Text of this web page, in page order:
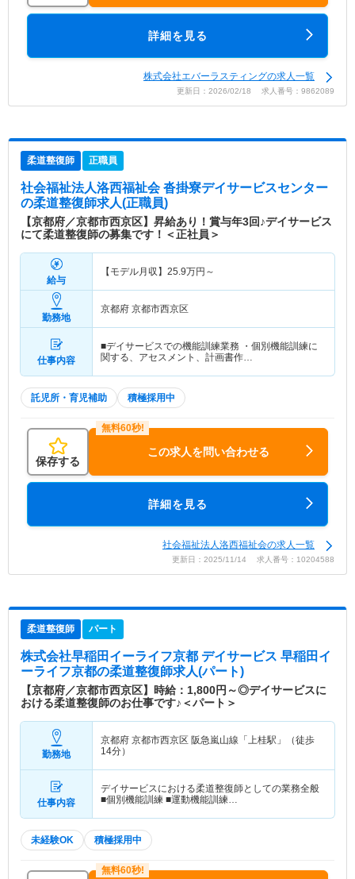
詳細を見る
株式会社エバーラスティングの求人一覧
更新日：2026/02/18 求人番号：9862089
柔道整復師 正職員
社会福祉法人洛西福祉会 沓掛寮デイサービスセンター
の柔道整復師求人(正職員)
【京都府／京都市西京区】昇給あり！賞与年3回♪デイサービス
にて柔道整復師の募集です！＜正社員＞
給与
【モデル月収】 25.9万円～
勤務地
京都府 京都市西京区
仕事内容
■デイサービスでの機能訓練業務 ・個別機能訓練に
関する、アセスメント、計画書作…
託児所・育児補助 積極採用中
保存する
この求人を問い合わせる
詳細を見る
社会福祉法人洛西福祉会の求人一覧
更新日：2025/11/14 求人番号：10204588
柔道整復師 パート
株式会社早稲田イーライフ京都 デイサービス 早稲田イ
ーライフ京都の柔道整復師求人(パート)
【京都府／京都市西京区】時給：1,800円～◎デイサービスに
おける柔道整復師のお仕事です♪＜パート＞
勤務地
京都府 京都市西京区 阪急嵐山線「上桂駅」（徒歩
14分）
仕事内容
デイサービスにおける柔道整復師としての業務全般
■個別機能訓練 ■運動機能訓練…
未経験OK 積極採用中